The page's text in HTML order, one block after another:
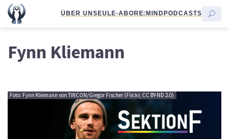
ÜBER UNSEULE-ABORE:MINDPODCASTS
Fynn Kliemann
Foto: Fynn Kliemann von TINCON/Gregor Fischer (Flickr, CC BY-ND 2.0)